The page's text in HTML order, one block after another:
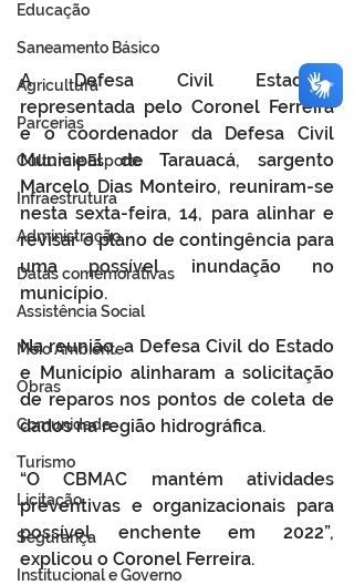
Educação
Saneamento Básico
Agricultura
Parcerias
Cultura e Esporte
Infraestrutura
Administração
Datas comemorativas
Assistência Social
Meio Ambiente
Obras
Comunidade
Turismo
Licitação
Segurança
Institucional e Governo
A Defesa Civil Estadual,
representada pelo Coronel Ferreira
e o coordenador da Defesa Civil
Municipal de Tarauacá, sargento
Marcelo Dias Monteiro, reuniram-se
nesta sexta-feira, 14, para alinhar e
revisar o plano de contingência para
uma possível inundação no
município.
Na reunião, a Defesa Civil do Estado
e Município alinharam a solicitação
de reparos nos pontos de coleta de
dados na região hidrográfica.
“O CBMAC mantém atividades
preventivas e organizacionais para
possível enchente em 2022”,
explicou o Coronel Ferreira.